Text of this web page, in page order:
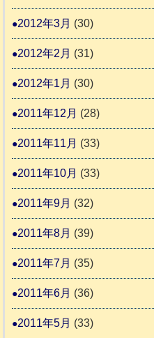
2012年3月 (30)
2012年2月 (31)
2012年1月 (30)
2011年12月 (28)
2011年11月 (33)
2011年10月 (33)
2011年9月 (32)
2011年8月 (39)
2011年7月 (35)
2011年6月 (36)
2011年5月 (33)